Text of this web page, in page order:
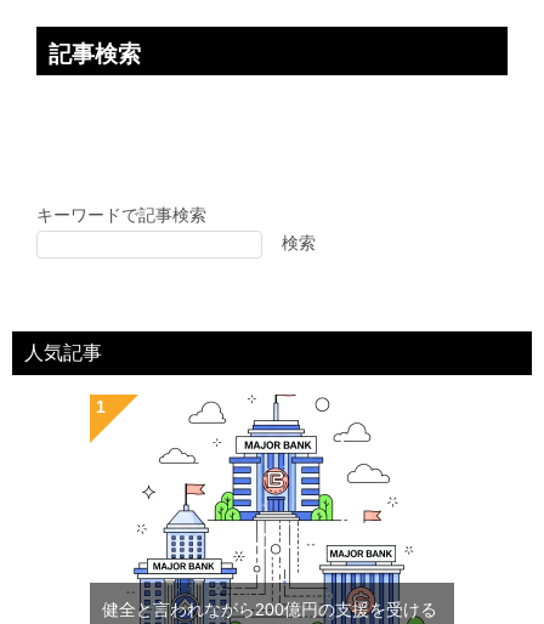
記事検索
キーワードで記事検索
検索
人気記事
健全と言われながら200億円の支援を受ける